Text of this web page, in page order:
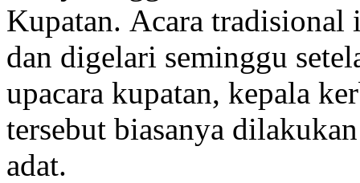
Kupatan. Acara tradisional
dan digelari seminggu
upacara kupatan, kepala
tersebut biasanya
adat.